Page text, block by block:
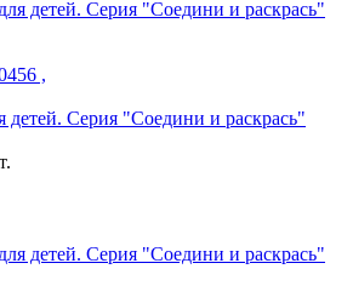
,
детей. Серия "Соедини и раскрась"